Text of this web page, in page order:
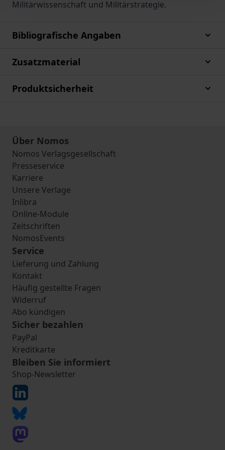
Militärwissenschaft und Militärstrategie.
Bibliografische Angaben
Zusatzmaterial
Produktsicherheit
Über Nomos
Nomos Verlagsgesellschaft
Presseservice
Karriere
Unsere Verlage
Inlibra
Online-Module
Zeitschriften
NomosEvents
Service
Lieferung und Zahlung
Kontakt
Häufig gestellte Fragen
Widerruf
Abo kündigen
Sicher bezahlen
PayPal
Kreditkarte
Bleiben Sie informiert
Shop-Newsletter